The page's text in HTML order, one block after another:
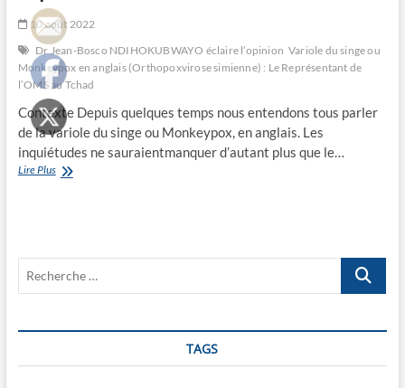
10 août 2022
Dr Jean-Bosco NDIHOKUBWAYO éclaire l’opinion Variole du singe ou
Monkeypox en anglais (Orthopoxvirose simienne) : Le Représentant de
l’OMS au Tchad
Contexte Depuis quelques temps nous entendons tous parler
de la variole du singe ou Monkeypox, en anglais. Les
inquiétudes ne sauraientmanquer d’autant plus que le…
Lire PlusVariole
(Orthopoxvirose
Le
de
Recherche
TAGS